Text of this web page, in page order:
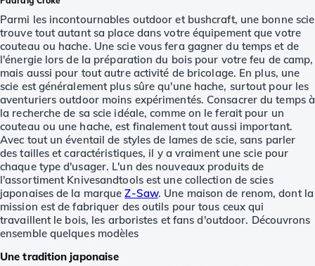
Parmi les incontournables outdoor et bushcraft, une bonne scie
trouve tout autant sa place dans votre équipement que votre
couteau ou hache. Une scie vous fera gagner du temps et de
l'énergie lors de la préparation du bois pour votre feu de camp,
mais aussi pour tout autre activité de bricolage. En plus, une
scie est généralement plus sûre qu'une hache, surtout pour les
aventuriers outdoor moins expérimentés. Consacrer du temps à
la recherche de sa scie idéale, comme on le ferait pour un
couteau ou une hache, est finalement tout aussi important.
Avec tout un éventail de styles de lames de scie, sans parler
des tailles et caractéristiques, il y a vraiment une scie pour
chaque type d'usager. L'un des nouveaux produits de
l'assortiment Knivesandtools est une collection de scies
japonaises de la marqueZ-Saw. Une maison de renom, dont la
mission est de fabriquer des outils pour tous ceux qui
travaillent le bois, les arboristes et fans d'outdoor. Découvrons
ensemble quelques modèles
Une tradition japonaise